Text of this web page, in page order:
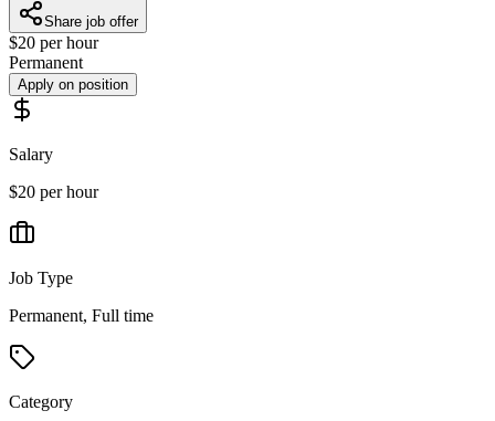
Share job offer
$20 per hour
Permanent
Apply on position
Salary
$20 per hour
Job Type
Permanent, Full time
Category